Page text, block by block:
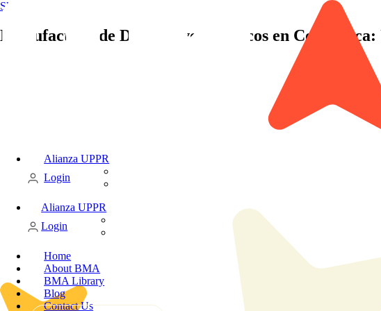
Skip to content
Alianza UPPR
Login
Alianza UPPR
Login
Home
About BMA
BMA Library
Blog
Contact Us
Manufactura de Dispositivos Médicos en Costa